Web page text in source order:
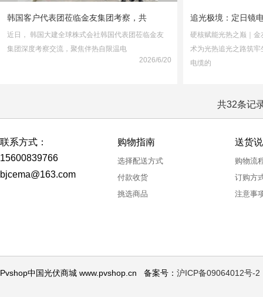
韩国客户代表团莅临金友集团考察，共
近日， 韩国大建全球株式会社韩国代表团莅临金友
集团深度考察交流，聚焦伴热自限温电
2026/6/20
追光极境：定日镜
硬核赋能光热之巅｜
术为光热追光之路筑
电缆的
共32条记
联系方式：
15600839766
bjcema@163.com
购物指南
选择配送方式
付款收货
挑选商品
送货
购物流
订购方
注意事
Pvshop中国光伏商城 www.pvshop.cn 备案号： 沪ICP备09064012号-2